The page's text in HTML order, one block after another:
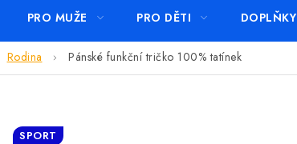
PRO MUŽE PRO DĚTI DOPLŇKY
Rodina Pánské funkční tričko 100% tatínek
SPORT